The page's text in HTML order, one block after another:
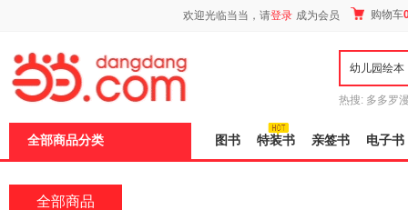
欢迎光临当当，请登录 成为会员 购物车
热搜: 多多罗
全部商品分类 图书 特装书 亲签书 电子书
全部商品
页